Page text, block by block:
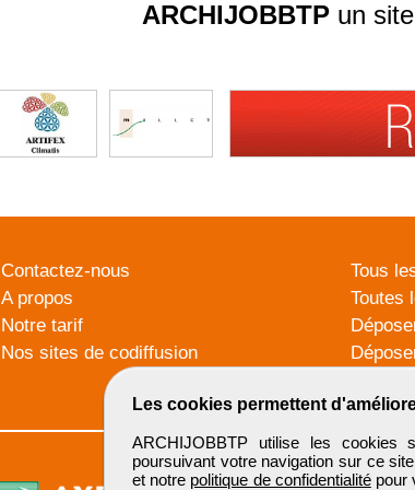
Les cookies permettent
ARCHIJOBBTP utilise les cookies
poursuivant votre navigation sur ce
et notre politique de confidentialitépour
ARCHIJOBBTPun
Contactez-nous
A propos
Notre tarif
Nos sites de codiffusion
Tous
Toutes